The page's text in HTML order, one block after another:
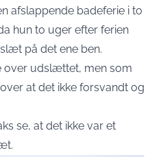
afslappende badeferie i to
hun to uger efter ferien
på det ene ben.
udslættet, men som
at det ikke forsvandt og
se, at det ikke var et